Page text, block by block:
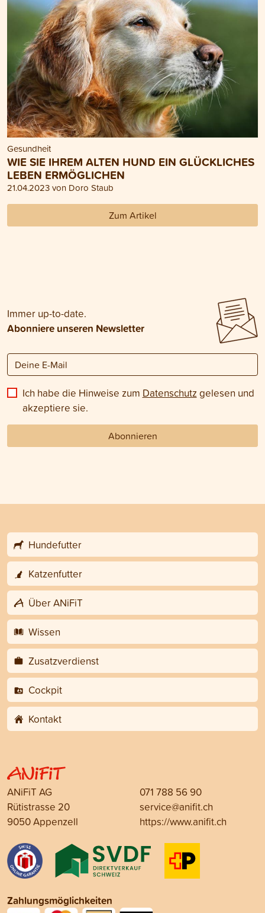
Gesundheit
WIE SIE IHREM ALTEN HUND EIN GLÜCKLICHES
LEBEN ERMÖGLICHEN
21.04.2023 von Doro Staub
Zum Artikel
Immer up-to-date.
Abonniere unseren Newsletter
Ich habe die Hinweise zum Datenschutz gelesen und
akzeptiere sie.
Abonnieren
Hundefutter
Katzenfutter
Über ANiFiT
Wissen
Zusatzverdienst
Cockpit
Kontakt
ANiFiT AG
Rütistrasse 20
9050 Appenzell
071 788 56 90
service@anifit.ch
https://www.anifit.ch
Zahlungsmöglichkeiten